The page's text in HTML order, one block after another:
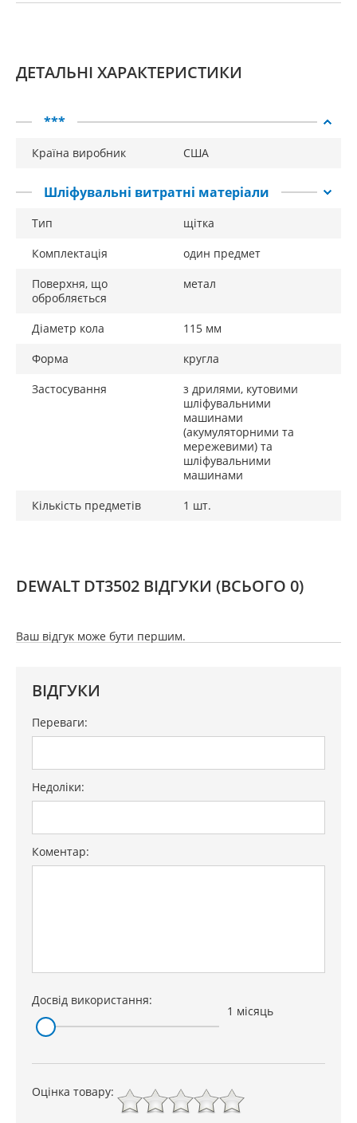
ДЕТАЛЬНІ ХАРАКТЕРИСТИКИ
***
Країна виробник США
Шліфувальні витратні матеріали
Тип
щітка
Комплектація
один предмет
Поверхня, що
обробляється
метал
Діаметр кола
115 мм
Форма
кругла
Застосування
з дрилями, кутовими
шліфувальними
машинами
(акумуляторними та
мережевими) та
шліфувальними
машинами
Кількість предметів
1 шт.
DEWALT DT3502 ВІДГУКИ (ВСЬОГО 0)
Ваш відгук може бути першим.
ВІДГУКИ
Переваги:
Недоліки:
Коментар:
Досвід використання:
1 місяць
Оцінка товару: